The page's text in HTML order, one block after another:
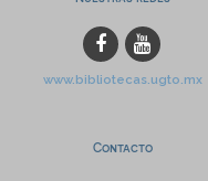
www.bibliotecas.ugto.mx
Contacto